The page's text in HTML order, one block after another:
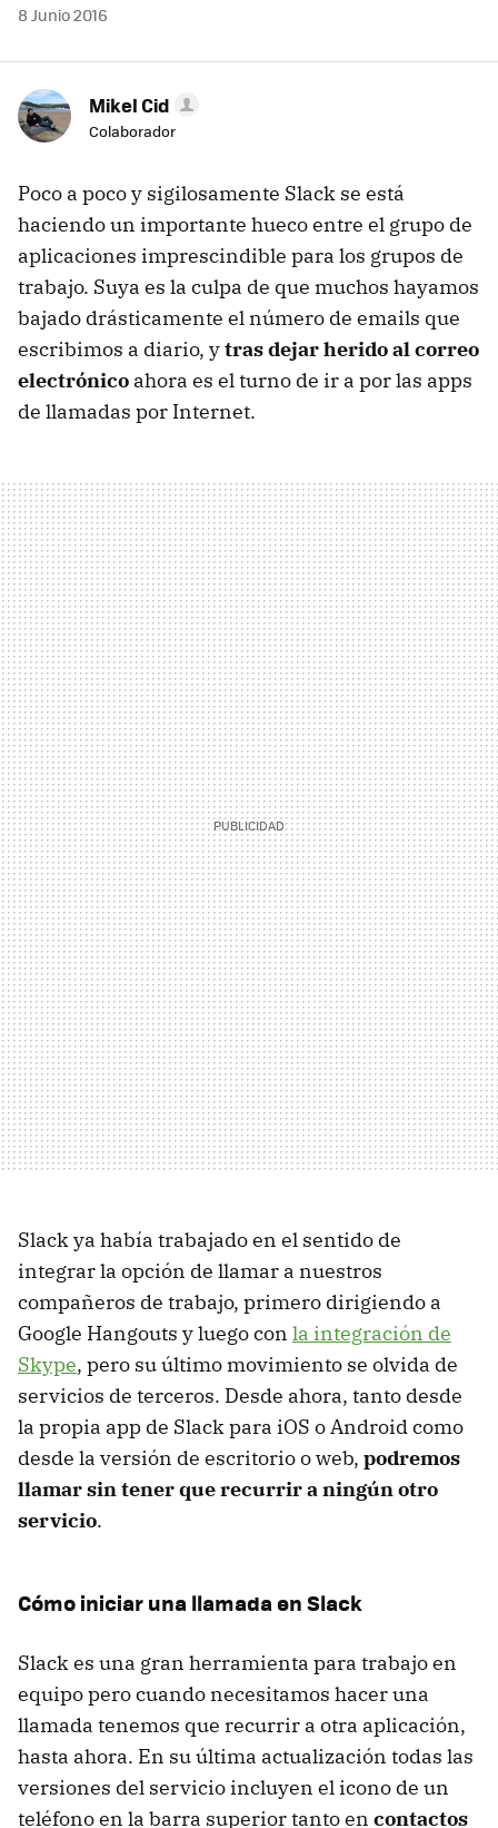
8 Junio 2016
Mikel Cid
Colaborador
Poco a poco y sigilosamente Slack se está
haciendo un importante hueco entre el grupo de
aplicaciones imprescindible para los grupos de
trabajo. Suya es la culpa de que muchos hayamos
bajado drásticamente el número de emails que
escribimos a diario, ytras dejar herido al correo
electrónico ahora es el turno de ir a por las apps
de llamadas por Internet.
Slack ya había trabajado en el sentido de
integrar la opción de llamar a nuestros
compañeros de trabajo, primero dirigiendo a
Google Hangouts y luego con la integración de
Skype, pero su último movimiento se olvida de
servicios de terceros. Desde ahora, tanto desde
la propia app de Slack para iOS o Android como
desde la versión de escritorio o web, podremos
llamar sin tener que recurrir a ningún otro
servicio.
Cómo iniciar una llamada en Slack
Slack es una gran herramienta para trabajo en
equipo pero cuando necesitamos hacer una
llamada tenemos que recurrir a otra aplicación,
hasta ahora. En su última actualización todas las
versiones del servicio incluyen el icono de un
teléfono en la barra superior tanto en contactos